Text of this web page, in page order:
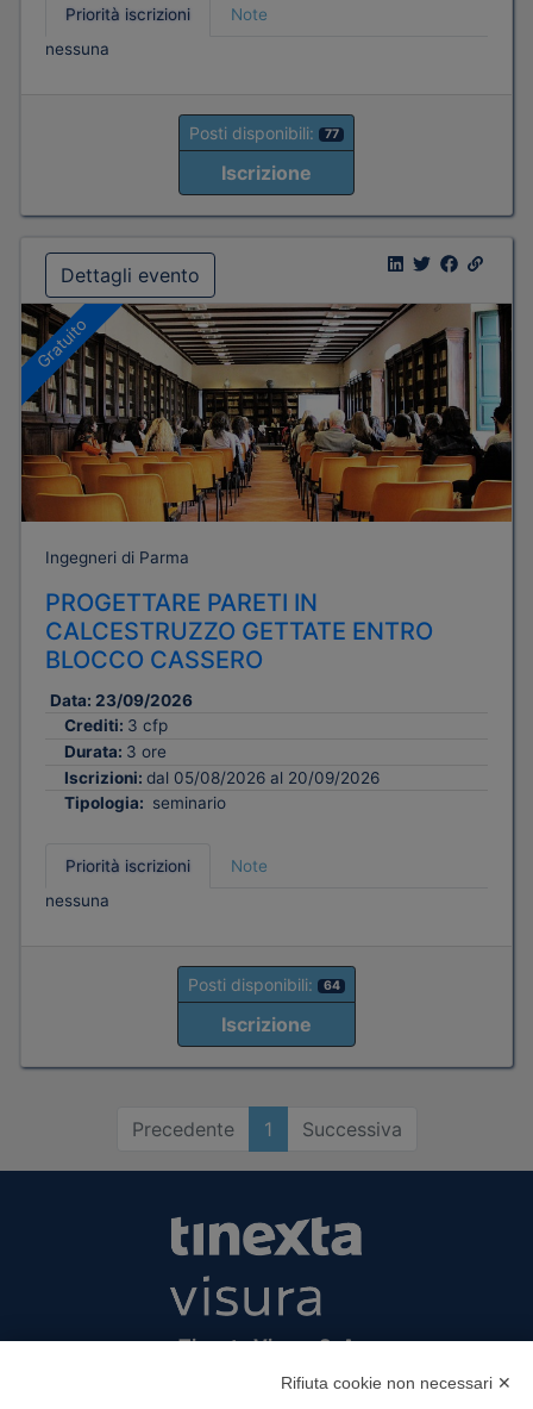
Priorità iscrizioni
Note
nessuna
Posti disponibili: 77
Iscrizione
Dettagli evento
Gratuito
Ingegneri di Parma
PROGETTARE PARETI IN
CALCESTRUZZO GETTATE ENTRO
BLOCCO CASSERO
Data: 23/09/2026
Crediti: 3 cfp
Durata: 3 ore
Iscrizioni: dal 05/08/2026 al 20/09/2026
Tipologia: seminario
Priorità iscrizioni
Note
nessuna
Posti disponibili: 64
Iscrizione
Precedente 1 Successiva
Tinexta Visura SpA
Piazzale Flaminio 1/b, 00196 Roma, Italia
Rifiuta cookie non necessari ✕